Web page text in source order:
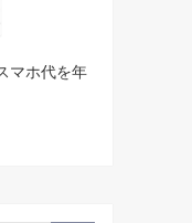
マホ代を年